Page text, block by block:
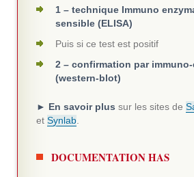
1 – technique Immuno
sensible (ELISA)
Puis si ce test est positif
2 – confirmation par
(western-blot)
► En savoir plus sur les sites de
etSynlab
DOCUMENTATION HAS